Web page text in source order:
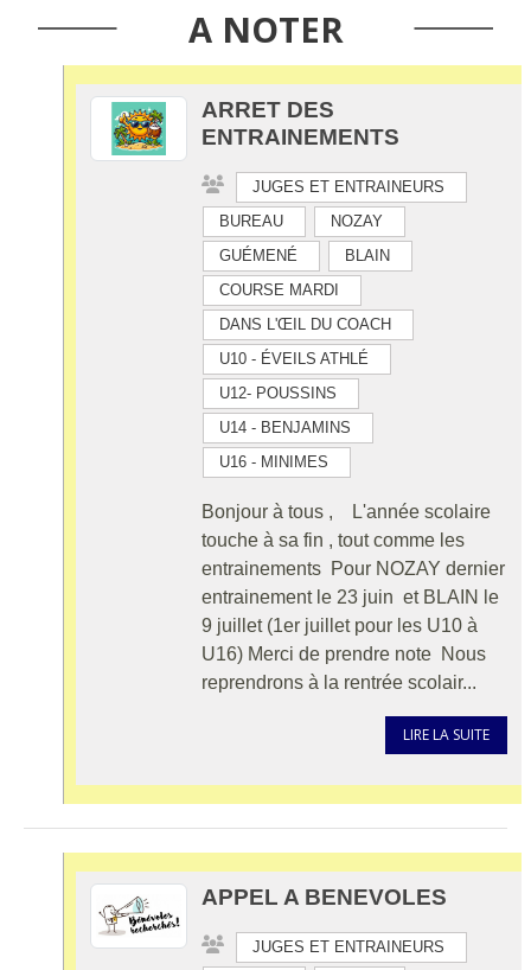
A NOTER
ARRET DES
ENTRAINEMENTS
JUGES ET ENTRAINEURS
BUREAU
NOZAY
GUÉMENÉ
BLAIN
COURSE MARDI
DANS L'ŒIL DU COACH
U10 - ÉVEILS ATHLÉ
U12- POUSSINS
U14 - BENJAMINS
U16 - MINIMES
Bonjour à tous , L'année scolaire
touche à sa fin , tout comme les
entrainements Pour NOZAY dernier
entrainement le 23 juin et BLAIN le
9 juillet (1er juillet pour les U10 à
U16) Merci de prendre note Nous
reprendrons à la rentrée scolair...
LIRE LA SUITE
APPEL A BENEVOLES
JUGES ET ENTRAINEURS